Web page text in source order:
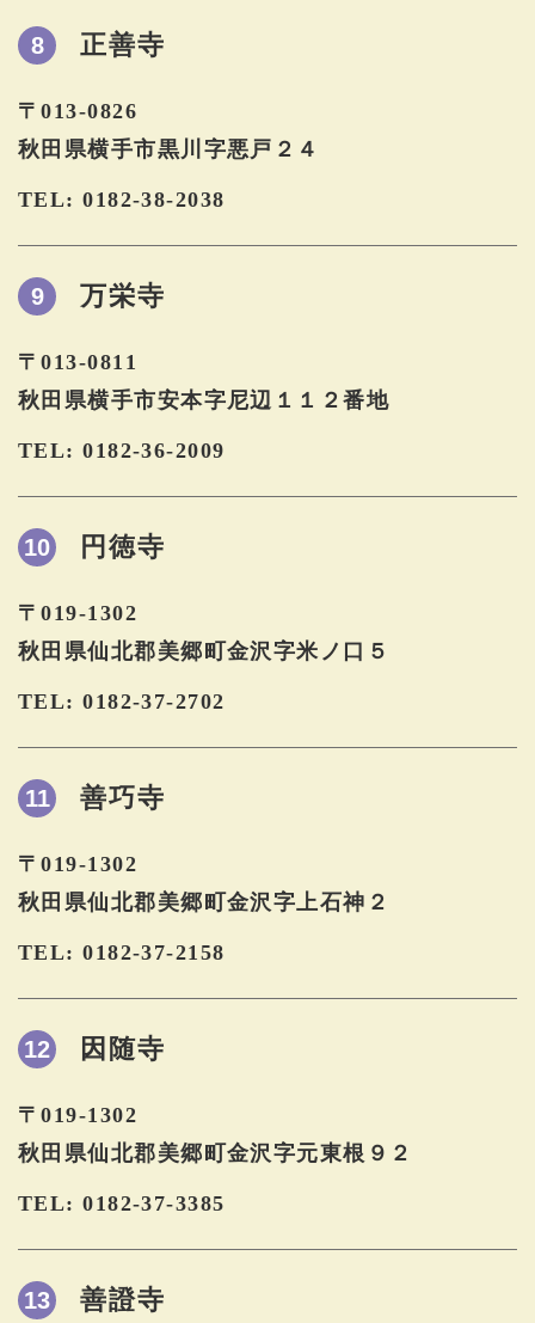
8 正善寺
〒013-0826
秋田県横手市黒川字悪戸２４
TEL: 0182-38-2038
9 万栄寺
〒013-0811
秋田県横手市安本字尼辺１１２番地
TEL: 0182-36-2009
10 円徳寺
〒019-1302
秋田県仙北郡美郷町金沢字米ノ口５
TEL: 0182-37-2702
11 善巧寺
〒019-1302
秋田県仙北郡美郷町金沢字上石神２
TEL: 0182-37-2158
12 因随寺
〒019-1302
秋田県仙北郡美郷町金沢字元東根９２
TEL: 0182-37-3385
13 善證寺